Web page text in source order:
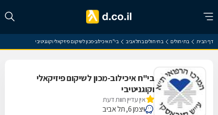
דף הבית בתי חולים בתי חולים בתל אביב בי"ח איכילוב-מכון לשיקום פיזיקאלי וקוגניטיבי
בי"ח איכילוב-מכון לשיקום פיזיקאלי
וקוגניטיבי
אין עדיין חוות דעת
ויצמן 6, תל אביב